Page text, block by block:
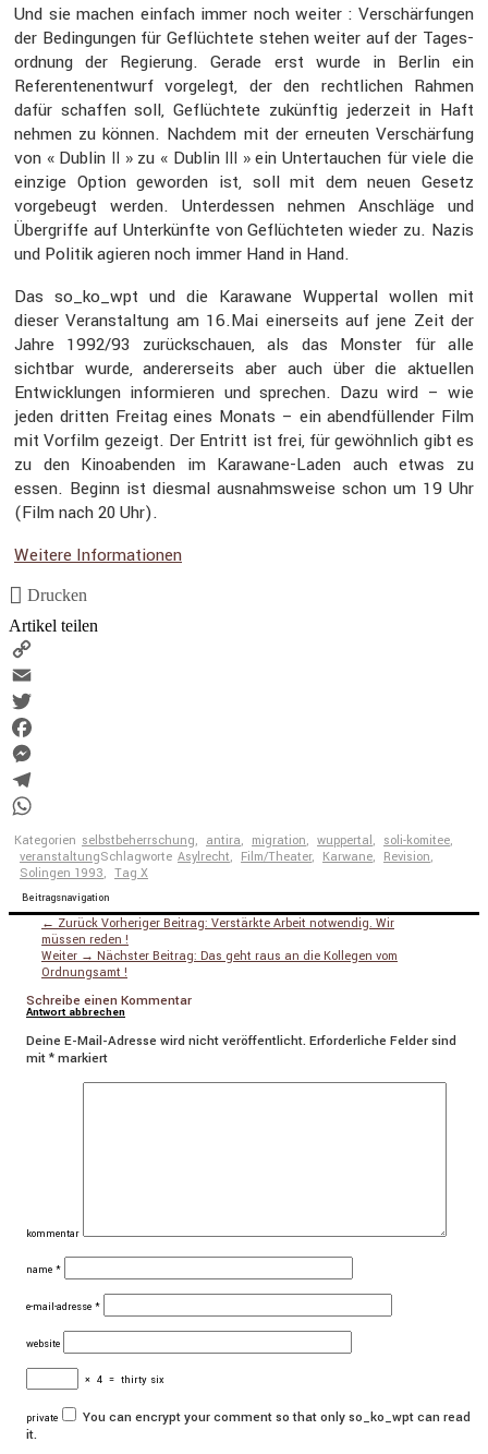
Und sie machen einfach immer noch weiter : Verschär­fungen
der Bedin­gungen für Geflüch­tete stehen weiter auf der Tages­
ord­nung der Regie­rung. Gerade erst wurde in Berlin ein
Referen­ten­ent­wurf vorge­legt, der den recht­li­chen Rahmen
dafür schaffen soll, Geflüch­tete zukünftig jeder­zeit in Haft
nehmen zu können. Nachdem mit der erneuten Verschär­fung
von « Dublin II » zu « Dublin III » ein Unter­tau­chen für viele die
einzige Option geworden ist, soll mit dem neuen Gesetz
vorge­beugt werden. Unter­dessen nehmen Anschläge und
Übergriffe auf Unter­künfte von Geflüch­teten wieder zu. Nazis
und Politik agieren noch immer Hand in Hand.
Das so_ko_wpt und die Karawane Wuppertal wollen mit
dieser Veran­stal­tung am 16.Mai einer­seits auf jene Zeit der
Jahre 1992/93 zurück­schauen, als das Monster für alle
sichtbar wurde, anderer­seits aber auch über die aktuellen
Entwick­lungen infor­mieren und sprechen. Dazu wird – wie
jeden dritten Freitag eines Monats – ein abend­fül­lender Film
mit Vorfilm gezeigt. Der Entritt ist frei, für gewöhn­lich gibt es
zu den Kinoabenden im Karawane-Laden auch etwas zu
essen. Beginn ist diesmal ausnahms­weise schon um 19 Uhr
(Film nach 20 Uhr).
Weitere Infor­ma­tionen
Drucken
Artikel teilen
Copy
Link
Email
Twitter
Facebook
Messenger
Telegram
WhatsApp
Kategorien selbstbeherrschung, antira, migration, wuppertal, soli-komitee,
veranstaltungSchlagworte Asylrecht, Film/Theater, Karwane, Revision,
Solingen 1993, Tag X
Beitragsnavigation
← Zurück Vorheriger Beitrag: Verstärkte Arbeit notwendig. Wir
müssen reden !
Weiter → Nächster Beitrag: Das geht raus an die Kollegen vom
Ordnungsamt !
Schreibe einen Kommentar
Antwort abbrechen
Deine E-Mail-Adresse wird nicht veröffentlicht. Erforderliche Felder sind
mit*markiert
kommentar
name *
e-mail-adresse *
website
× 4 = thirty six
private
You can encrypt your comment so that only so_ko_wpt can read
it.